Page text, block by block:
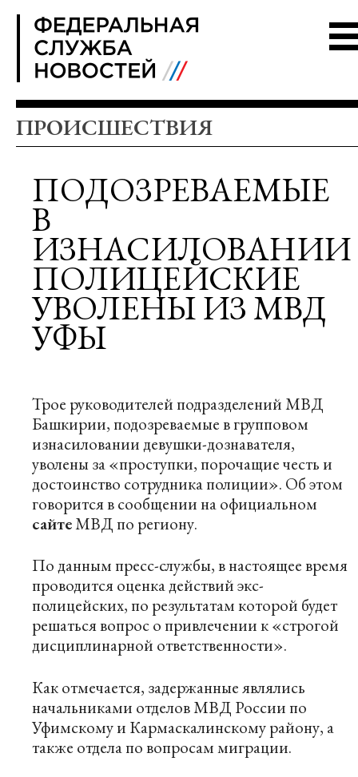
ПРОИСШЕСТВИЯ
ПОДОЗРЕВАЕМЫЕ
В
ИЗНАСИЛОВАНИИ
ПОЛИЦЕЙСКИЕ
УВОЛЕНЫ ИЗ МВД
УФЫ
Трое руководителей подразделений МВД
Башкирии, подозреваемые в групповом
изнасиловании девушки-дознавателя,
уволены за «проступки, порочащие честь и
достоинство сотрудника полиции». Об этом
говорится в сообщении на официальном
сайтеМВД по региону.
По данным пресс-службы, в настоящее время
проводится оценка действий экс-
полицейских, по результатам которой будет
решаться вопрос о привлечении к «строгой
дисциплинарной ответственности».
Как отмечается, задержанные являлись
начальниками отделов МВД России по
Уфимскому и Кармаскалинскому району, а
также отдела по вопросам миграции.